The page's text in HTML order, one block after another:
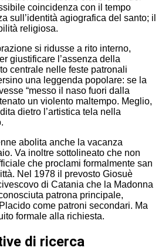
coincidenza con il tempo
sull’identità agiografica del santo; il
religiosa.
si ridusse a rito interno,
giustificare l’assenza della
centrale nelle feste patronali
una leggenda popolare: se la
“messo il naso fuori dalla
un violento maltempo. Meglio,
dietro l’artistica tela nella
abolita anche la vacanza
Va inoltre sottolineato che non
che proclami formalmente san
Nel 1978 il prevosto Giosuè
di Catania che la Madonna
patrona principale,
come patroni secondari. Ma
formale alla richiesta.
di ricerca